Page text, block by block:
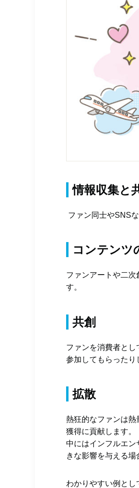
情報収集と
ファン同士やSNS
コンテンツ
ファンアートや二次
す。
共創
ファンを消費者と
参加してもらったり
拡散
熱狂的なファンは熱
獲得に貢献します。
中にはインフルエン
きな影響を与える場
わかりやすい例とし